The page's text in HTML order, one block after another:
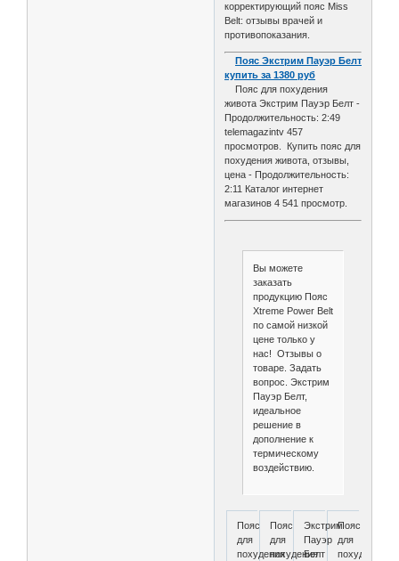
корректирующий пояс Miss
Belt: отзывы врачей и
противопоказания.
Пояс Экстрим Пауэр Белт
купить за 1380 руб
Пояс для похудения
живота Экстрим Пауэр Белт -
Продолжительность: 2:49
telemagazintv 457
просмотров. Купить пояс для
похудения живота, отзывы,
цена - Продолжительность:
2:11 Каталог интернет
магазинов 4 541 просмотр.
Вы можете
заказать
продукцию Пояс
Xtreme Power Belt
по самой низкой
цене только у
нас! Отзывы о
товаре. Задать
вопрос. Экстрим
Пауэр Белт,
идеальное
решение в
дополнение к
термическому
воздействию.
Пояс
для
похудения
Пояс
для
похудения
Экстрим
Пауэр
Белт
Пояс
для
похудения